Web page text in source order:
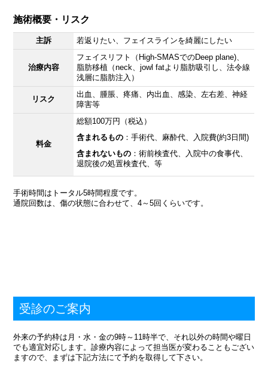
施術概要・リスク
主訴 若返りたい、フェイスラインを綺麗にしたい
治療内容
フェイスリフト（High-SMASでのDeep plane)、
脂肪移植（neck、jowl fatより脂肪吸引し、法令線
浅層に脂肪注入）
リスク
出血、腫脹、疼痛、内出血、感染、左右差、神経
障害等
料金
総額100万円（税込）
含まれるもの ：手術代、麻酔代、入院費(約3日間)
含まれないもの ：術前検査代、入院中の食事代、
退院後の処置検査代、等
手術時間はトータル5時間程度です。
通院回数は、傷の状態に合わせて、4～5回くらいです。
受診のご案内
外来の予約枠は月・水・金の9時～11時半で、それ以外の時間や曜日
でも適宜対応します。診療内容によって担当医が変わることもござい
ますので、まずは下記方法にて予約を取得して下さい。